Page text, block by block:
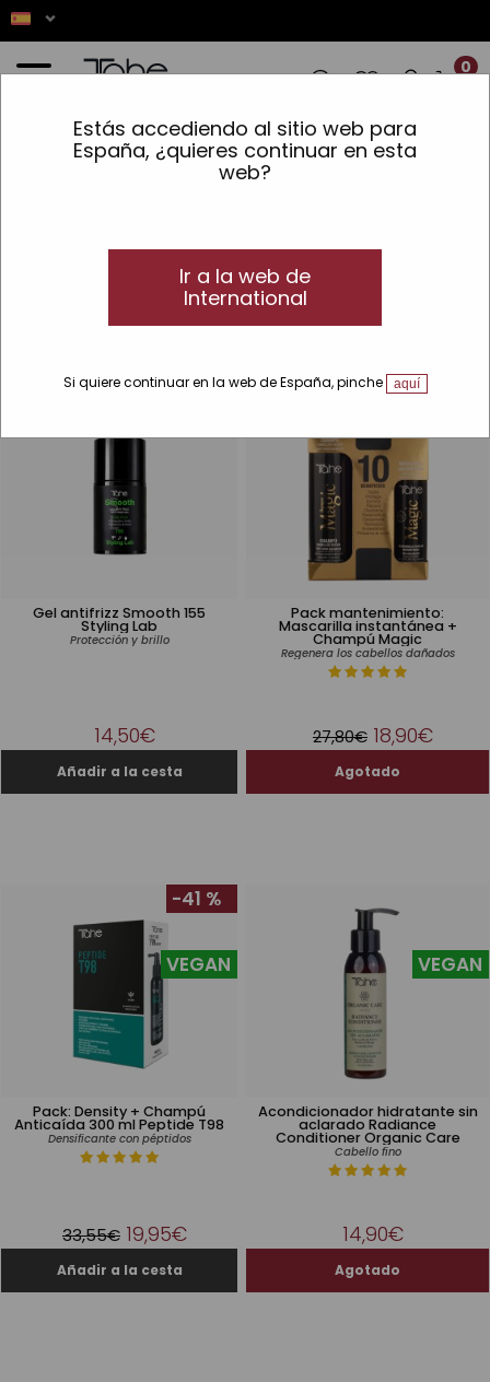
Estás accediendo al sitio web para
España, ¿quieres continuar en esta
web?
Ir a la web de
International
Si quiere continuar en la web de España, pinche aquí
0
✨ LOS PEDIDOS REALIZADOS
»Protección térmica
Sprays fijadores con protección térmica
para el cabello
Consigue una protección térmica extra para tu cabello y
protege tu fibra capilar. Descubre nuestros sprays fijadores.
Gel antifrizz Smooth 155
Styling Lab
Protección y brillo
14,50€
Pack mantenimiento:
Mascarilla instantánea +
Champú Magic
Regenera los cabellos dañados
-32 %
27,80€ 18,90€
Pack: Density + Champú
Anticaída 300 ml Peptide T98
Densificante con péptidos
VEGAN
-41 %
33,55€ 19,95€
Acondicionador hidratante sin
aclarado Radiance
Conditioner Organic Care
Cabello fino
VEGAN
14,90€